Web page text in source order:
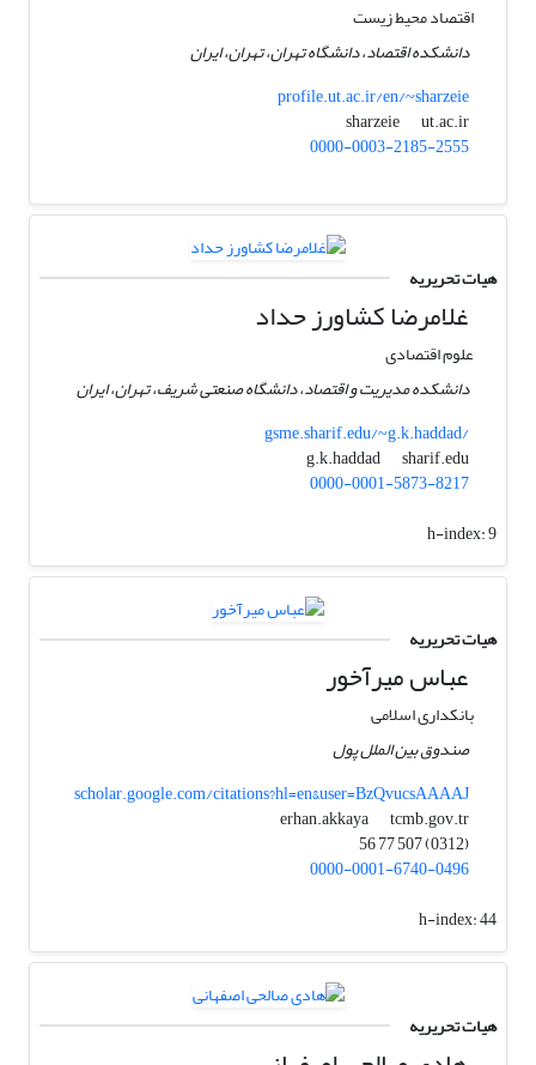
اقتصاد محیط زیست
دانشکده اقتصاد، دانشگاه تهران، تهران، ایران
profile.ut.ac.ir/en/~sharzeie
sharzeie
ut.ac.ir
0000-0003-2185-2555
هیات تحریریه
غلامرضا کشاورز حداد
علوم اقتصادی
دانشکده مدیریت و اقتصاد، دانشگاه صنعتی شریف، تهران، ایران
gsme.sharif.edu/~g.k.haddad/
g.k.haddad
sharif.edu
0000-0001-5873-8217
h-index:9
هیات تحریریه
عباس میرآخور
بانکداری اسلامی
صندوق بین الملل پول
scholar.google.com/citations?hl=en&user=BzQvucsAAAAJ
erhan.akkaya
tcmb.gov.tr
(0312) 507 77 56
0000-0001-6740-0496
h-index:44
هیات تحریریه